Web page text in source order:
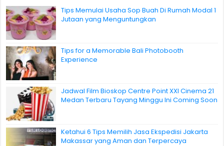
Tips Memulai Usaha Sop Buah Di Rumah Modal 1
Jutaan yang Menguntungkan
Tips for a Memorable Bali Photobooth
Experience
Jadwal Film Bioskop Centre Point XXI Cinema 21
Medan Terbaru Tayang Minggu Ini Coming Soon
Ketahui 6 Tips Memilih Jasa Ekspedisi Jakarta
Makassar yang Aman dan Terpercaya